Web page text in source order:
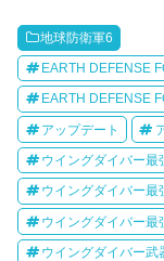
地球防衛軍6
EARTH DEFENSE
EARTH DEFENSE
アップデート
ウイングダイバー最
ウイングダイバー最
ウイングダイバー
ウイングダイバー武